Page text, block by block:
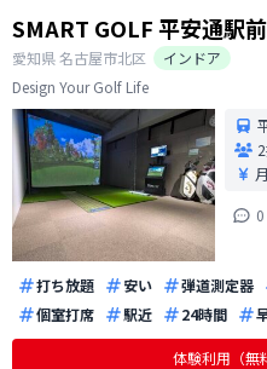
SMART GOLF 平安通駅前
愛知県名古屋市北区
インドア
Design Your Golf Life
0
打ち放題 安い 弾道測定器
個室打席
駅近 24時間
体験利用（無